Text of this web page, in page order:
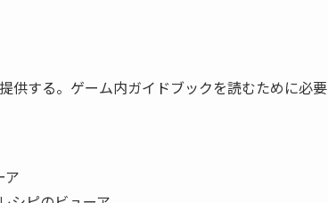
供する。ゲーム内ガイドブックを読むために必要
ア